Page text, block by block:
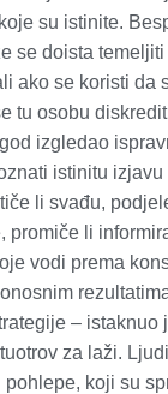
su istinite.
se doista
ako se koristi da
tu osobu
izgledao
istinitu
li svađu,
promiče li
vodi prema
– istaknuo
za laži.
koji su